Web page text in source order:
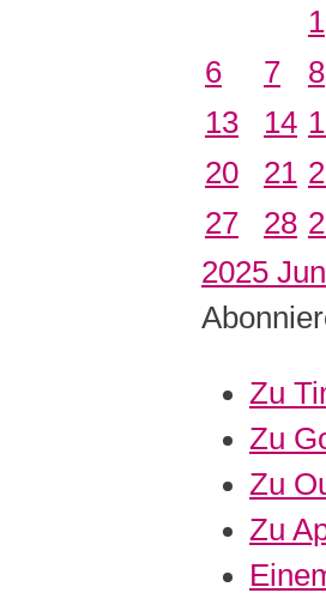
1
6
7 8
13
14
20
21
27
28
2025
Zu
Zu
Zu
Zu